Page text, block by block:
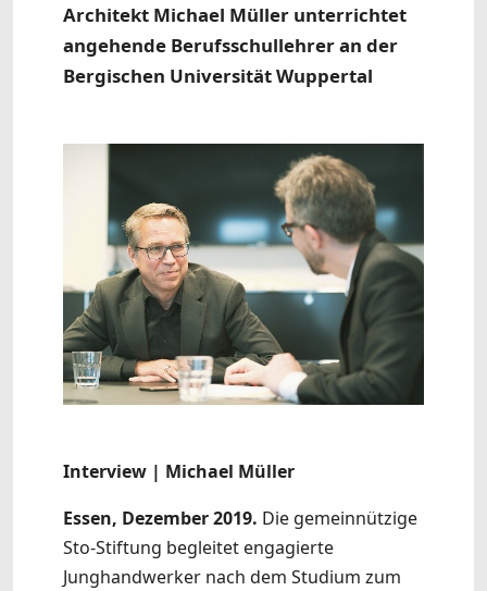
Architekt Michael Müller unterrichtet
angehende Berufsschullehrer an der
Bergischen Universität Wuppertal
Interview | Michael Müller
Essen, Dezember 2019. Die gemeinnützige
Sto-Stiftung begleitet engagierte
Junghandwerker nach dem Studium zum